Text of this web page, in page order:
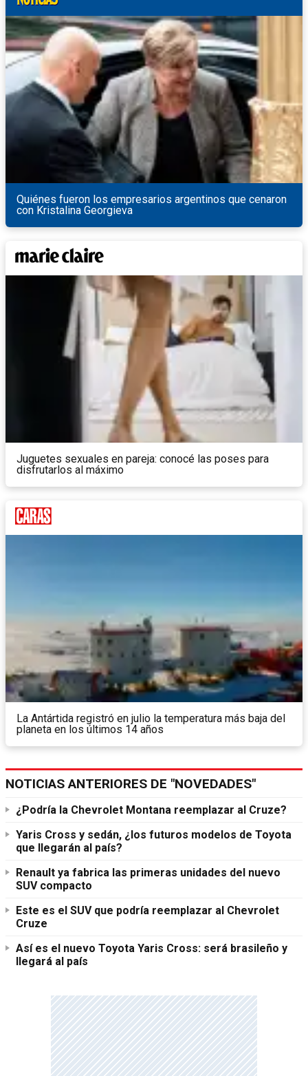
Quiénes fueron los empresarios argentinos que cenaron
con Kristalina Georgieva
Juguetes sexuales en pareja: conocé las poses para
disfrutarlos al máximo
La Antártida registró en julio la temperatura más baja del
planeta en los últimos 14 años
NOTICIAS ANTERIORES DE "NOVEDADES"
¿Podría la Chevrolet Montana reemplazar al Cruze?
Yaris Cross y sedán, ¿los futuros modelos de Toyota
que llegarán al país?
Renault ya fabrica las primeras unidades del nuevo
SUV compacto
Este es el SUV que podría reemplazar al Chevrolet
Cruze
Así es el nuevo Toyota Yaris Cross: será brasileño y
llegará al país